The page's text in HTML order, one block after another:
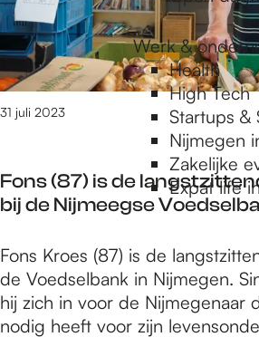
Werk &
Health
High Tech
Startups &
Nijmegen
Zakelijke
Expat life
j
w
i
l
l
i
e
r
a
h
t
e
n
s
e
n
:
v
r
j
w
i
l
Fons (87) is de
bij de Nijmeegse
31 juli 2023
F
o
n
s
Fons Kroes (87) is de
de Voedselbank in Nijmegen.
hij zich in voor de Nijmegenaar
nodig heeft voor zijn